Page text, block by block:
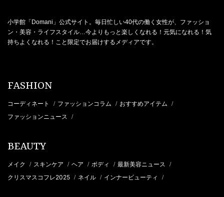
小学館「Domani」公式サイト。毎日忙しい40代の働く女性が、ファッショ
ン・美容・ライフスタイル…今よりもっと楽しくなれる！元気になれる！気
持ちよくなれる！こと限定でお届けするメディアです。
FASHION
コーディネート / ファッションコラム / おすすめアイテム /
ファッションニュース /
BEAUTY
メイク / スキンケア / ヘア / ボディ / 最新美容ニュース /
クリスマスコフレ2025 / ネイル / インナービューティ /